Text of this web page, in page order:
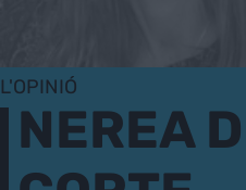
L'OPINIÓ
NEREA